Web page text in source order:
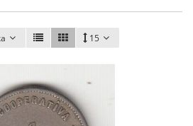
15